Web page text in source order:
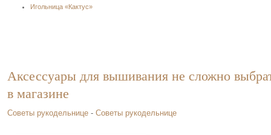
Игольница «Кактус»
Аксессуары для вышивания не сложно
в магазине
Советы рукодельнице - Советы рукодельнице